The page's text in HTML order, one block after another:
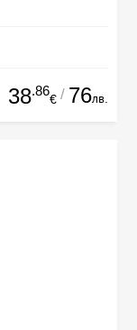
38.86
€ / 76лв.